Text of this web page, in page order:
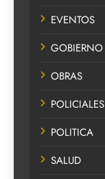
EVENTOS
GOBIERNO
OBRAS
POLICIALES
POLITICA
SALUD